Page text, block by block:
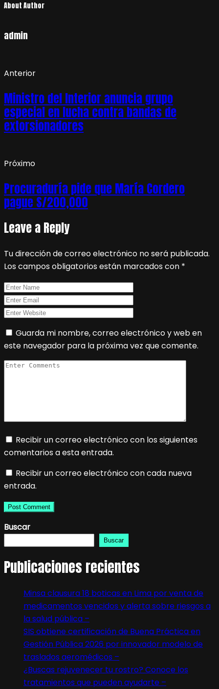
About Author
admin
Anterior
Ministro del Interior anuncia grupo
especial en lucha contra bandas de
extorsionadores
Próximo
Procuraduría pide que María Cordero
pague S/200,000
Leave a Reply
Tu dirección de correo electrónico no será publicada.
Los campos obligatorios están marcados con *
Guarda mi nombre, correo electrónico y web en
este navegador para la próxima vez que comente.
Recibir un correo electrónico con los siguientes
comentarios a esta entrada.
Recibir un correo electrónico con cada nueva
entrada.
Buscar
Buscar
Publicaciones recientes
Minsa clausura 18 boticas en Lima por venta de
medicamentos vencidos y alerta sobre riesgos a
la salud pública –
SIS obtiene certificación de Buena Práctica en
Gestión Pública 2026 por innovador modelo de
traslados aeromédicos –
¿Buscas rejuvenecer tu rostro? Conoce los
tratamientos que pueden ayudarte –